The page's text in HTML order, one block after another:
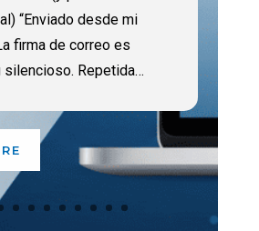
“Enviado desde mi
firma de correo es
silencioso. Repetida…
analizamos los
los avances
y las medidas
mundial. Empresas